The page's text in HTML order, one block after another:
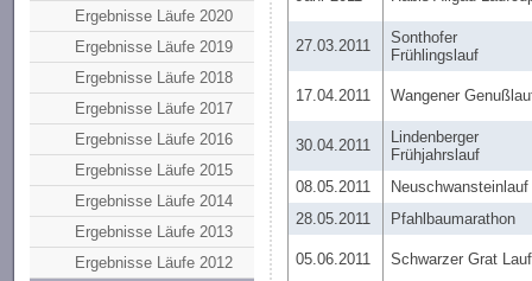
Ergebnisse Läufe 2020
Ergebnisse Läufe 2019
Ergebnisse Läufe 2018
Ergebnisse Läufe 2017
Ergebnisse Läufe 2016
Ergebnisse Läufe 2015
Ergebnisse Läufe 2014
Ergebnisse Läufe 2013
Ergebnisse Läufe 2012
27.03.2011
Sonthofer
Frühlingslauf
17.04.2011 Wangener
30.04.2011
Lindenberger
Frühjahrslauf
08.05.2011
Neuschwansteinlauf
28.05.2011
Pfahlbaumarathon
05.06.2011 Schwarzer Grat Lauf